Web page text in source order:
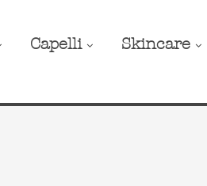
Capelli Skincare